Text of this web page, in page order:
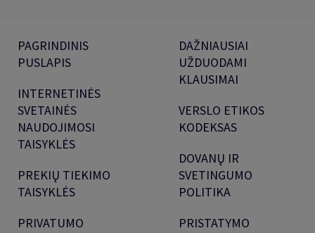
PAGRINDINIS
PUSLAPIS
INTERNETINĖS
SVETAINĖS
NAUDOJIMOSI
TAISYKLĖS
PREKIŲ TIEKIMO
TAISYKLĖS
PRIVATUMO
DAŽNIAUSIAI
UŽDUODAMI
KLAUSIMAI
VERSLO ETIKOS
KODEKSAS
DOVANŲ IR
SVETINGUMO
POLITIKA
PRISTATYMO